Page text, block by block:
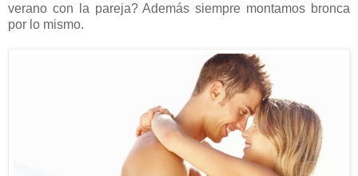
verano con la pareja? Además siempre montamos bronca
por lo mismo.